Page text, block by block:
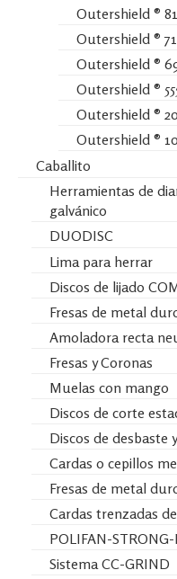
Outershield ®
Outershield ®
Outershield ®
Outershield ®
Outershield ®
Outershield ®
Caballito
Herramientas de
galvánico
DUODISC
Lima para herrar
Discos de lijado
Fresas de metal
Amoladora recta
Fresas y Coronas
Muelas con mango
Discos de corte
Discos de desbaste
Cardas o cepillos
Fresas de metal
Cardas trenzadas
POLIFAN-STRONG-
Sistema CC-GRIND